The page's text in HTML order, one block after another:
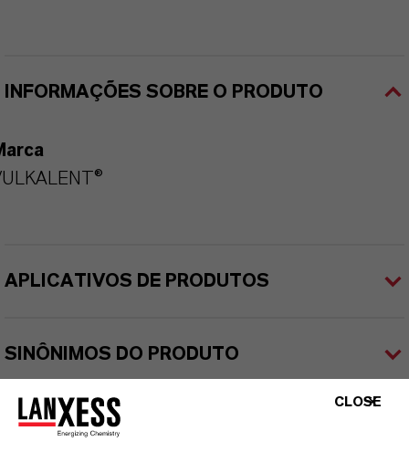
INFORMAÇÕES SOBRE O PRODUTO
APLICATIVOS DE PRODUTOS
SINÔNIMOS DO PRODUTO
PRODUCT DATA SHEETS
CLOSE